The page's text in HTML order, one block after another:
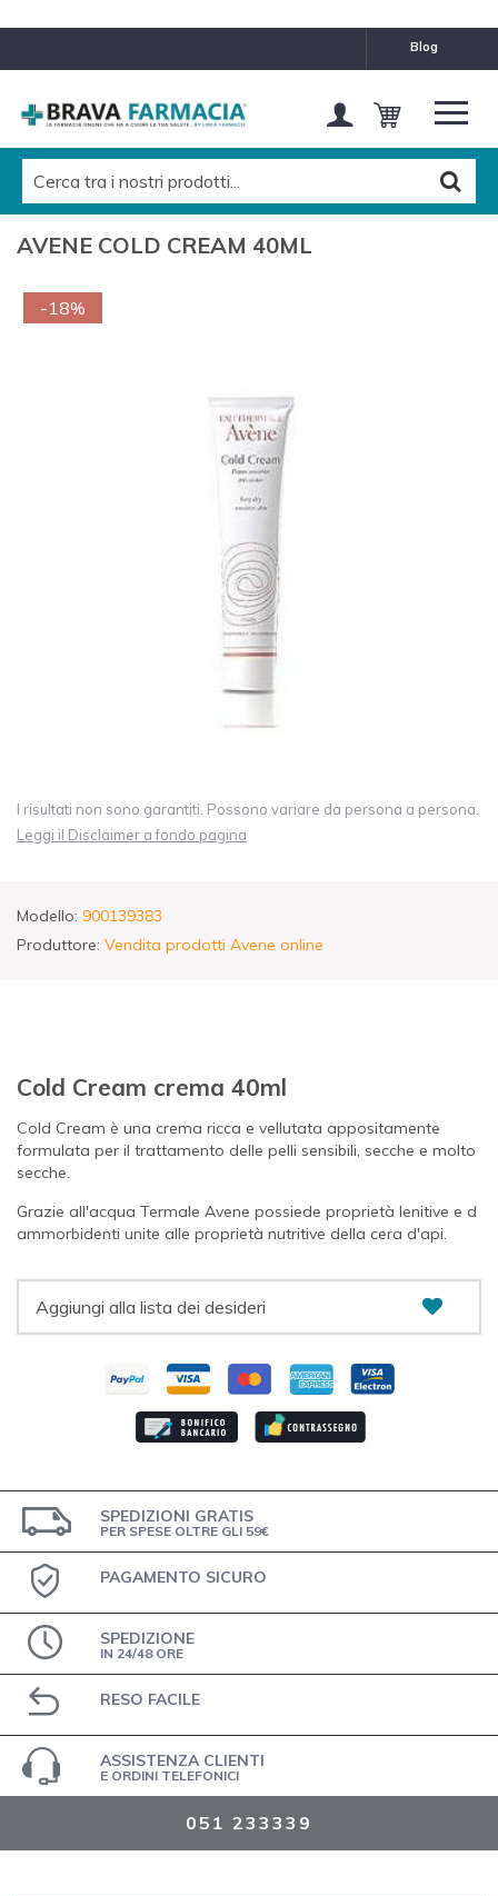
blog
AVENE COLD CREAM 40ML
-18%
I risultati non sono garantiti. Possono variare da persona a persona.
Leggi il Disclaimer a fondo pagina
Modello: 900139383
Produttore: Vendita prodotti Avene online
Cold Cream crema 40ml
Cold Cream è una crema ricca e vellutata appositamente
formulata per il trattamento delle pelli sensibili, secche e molto
secche.
Grazie all'acqua Termale Avene possiede proprietà lenitive e d
ammorbidenti unite alle proprietà nutritive della cera d'api.
Aggiungi alla lista dei desideri
SPEDIZIONI GRATIS
PER SPESE OLTRE GLI 59€
PAGAMENTO SICURO
SPEDIZIONE
IN 24/48 ORE
RESO FACILE
ASSISTENZA CLIENTI
E ORDINI TELEFONICI
051 233339